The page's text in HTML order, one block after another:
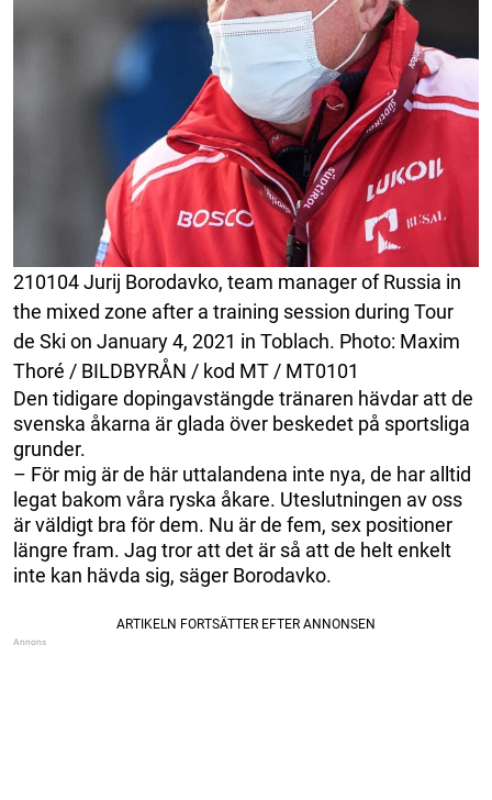
210104 Jurij Borodavko, team manager of Russia in
the mixed zone after a training session during Tour
de Ski on January 4, 2021 in Toblach. Photo: Maxim
Thoré / BILDBYRÅN / kod MT / MT0101
Den tidigare dopingavstängde tränaren hävdar att de
svenska åkarna är glada över beskedet på sportsliga
grunder.
– För mig är de här uttalandena inte nya, de har alltid
legat bakom våra ryska åkare. Uteslutningen av oss
är väldigt bra för dem. Nu är de fem, sex positioner
längre fram. Jag tror att det är så att de helt enkelt
inte kan hävda sig, säger Borodavko.